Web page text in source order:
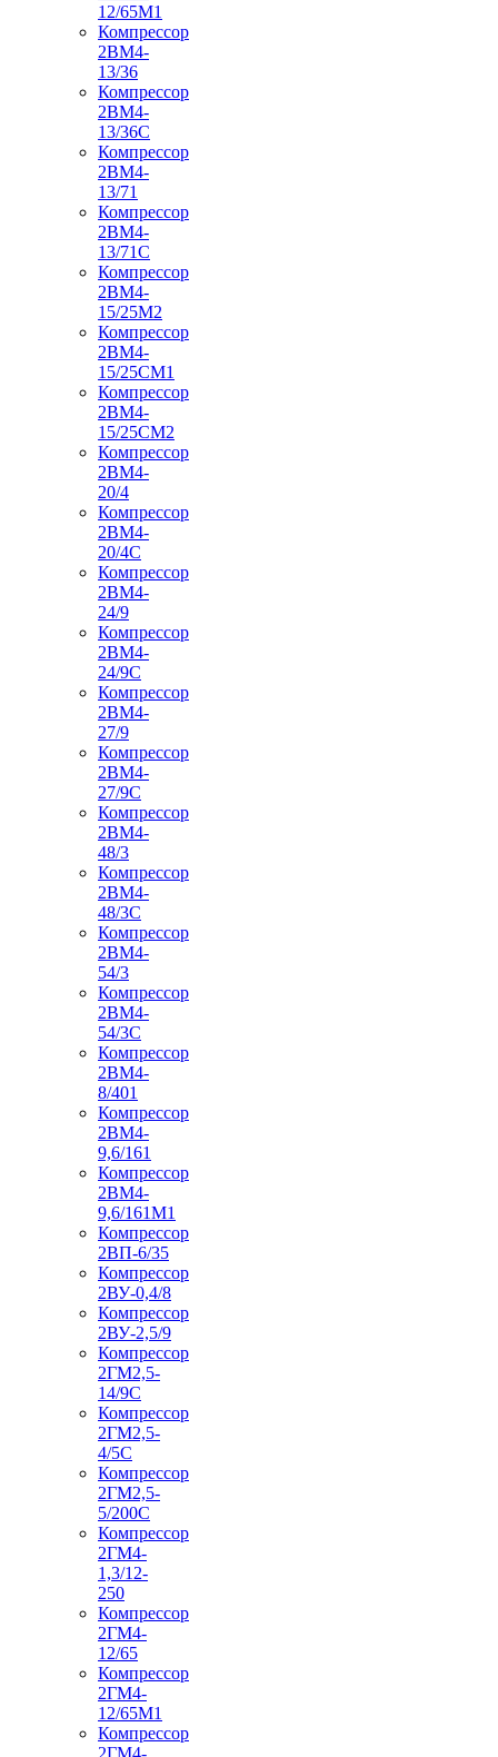
12/65М1
Компрессор
2ВМ4-
13/36
Компрессор
2ВМ4-
13/36С
Компрессор
2ВМ4-
13/71
Компрессор
2ВМ4-
13/71С
Компрессор
2ВМ4-
15/25М2
Компрессор
2ВМ4-
15/25СМ1
Компрессор
2ВМ4-
15/25СМ2
Компрессор
2ВМ4-
20/4
Компрессор
2ВМ4-
20/4С
Компрессор
2ВМ4-
24/9
Компрессор
2ВМ4-
24/9С
Компрессор
2ВМ4-
27/9
Компрессор
2ВМ4-
27/9С
Компрессор
2ВМ4-
48/3
Компрессор
2ВМ4-
48/3С
Компрессор
2ВМ4-
54/3
Компрессор
2ВМ4-
54/3С
Компрессор
2ВМ4-
8/401
Компрессор
2ВМ4-
9,6/161
Компрессор
2ВМ4-
9,6/161М1
Компрессор
2ВП-6/35
Компрессор
2ВУ-0,4/8
Компрессор
2ВУ-2,5/9
Компрессор
2ГМ2,5-
14/9С
Компрессор
2ГМ2,5-
4/5С
Компрессор
2ГМ2,5-
5/200С
Компрессор
2ГМ4-
1,3/12-
250
Компрессор
2ГМ4-
12/65
Компрессор
2ГМ4-
12/65М1
Компрессор
2ГМ4-